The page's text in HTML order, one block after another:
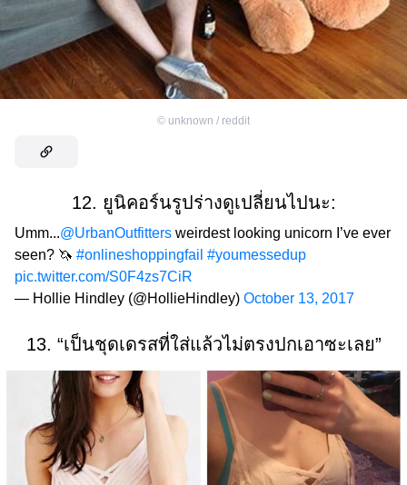
© unknown / reddit
12. ยูนิคอร์นรูปร่างดูเปลี่ยนไปนะ:
Umm...@UrbanOutfitters weirdest looking unicorn I’ve ever
seen? 🦄 #onlineshoppingfail #youmessedup
pic.twitter.com/S0F4zs7CiR
— Hollie Hindley (@HollieHindley) October 13, 2017
13. “เป็นชุดเดรสที่ใส่แล้วไม่ตรงปกเอาซะเลย”